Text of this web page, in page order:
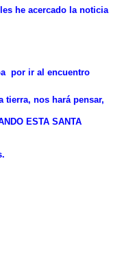
he acercado la noticia
por ir al encuentro
tierra, nos hará pensar,
ESTA SANTA